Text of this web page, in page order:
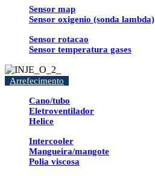
Sensor map
Sensor oxigenio (sonda lambda)
Sensor rotacao
Sensor temperatura gases
Arrefecimento
Cano/tubo
Eletroventilador
Helice
Intercooler
Mangueira/mangote
Polia viscosa